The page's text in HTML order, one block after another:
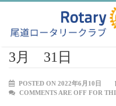
3月 31日
POSTED ON 2022年6月10日
COMMENTS ARE OFF FOR